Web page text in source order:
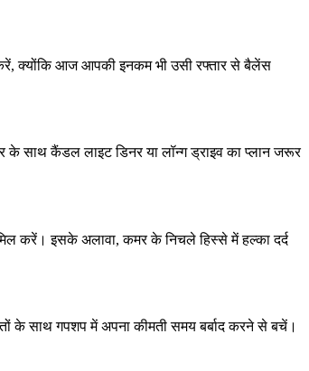
क्योंकि आज आपकी इनकम भी उसी रफ्तार से बैलेंस
साथ कैंडल लाइट डिनर या लॉन्ग ड्राइव का प्लान जरूर
करें। इसके अलावा, कमर के निचले हिस्से में हल्का दर्द
के साथ गपशप में अपना कीमती समय बर्बाद करने से बचें।